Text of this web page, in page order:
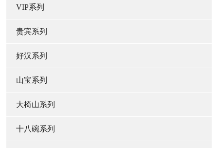
VIP系列
贵宾系列
好汉系列
山宝系列
大椅山系列
十八碗系列